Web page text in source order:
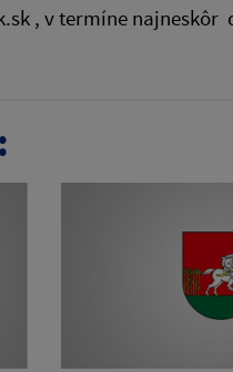
, v termíne najneskôr